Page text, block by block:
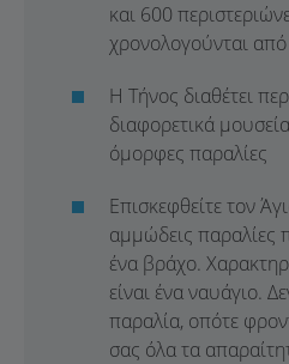
και 600
χρονολογούνται
Η Τήνος διαθέτει
διαφορετικά
όμορφες παραλίες
Επισκεφθείτε τον
αμμώδεις παραλίες
ένα βράχο.
είναι ένα ναυάγιο.
παραλία, οπότε
σας όλα τα